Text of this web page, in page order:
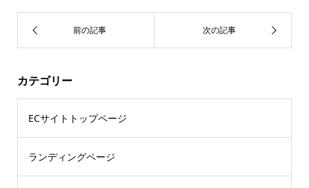
カテゴリー
ECサイトトップページ
ランディングページ